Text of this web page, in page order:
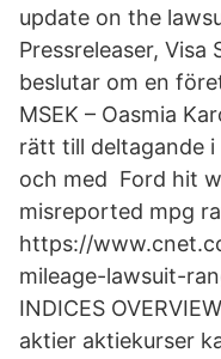
update on the
Pressreleaser,
beslutar om en
MSEK – Oasmia
rätt till deltagande i
och med Ford hit
misreported mpg
https://
mileage-lawsuit-
INDICES
aktier aktiekurser